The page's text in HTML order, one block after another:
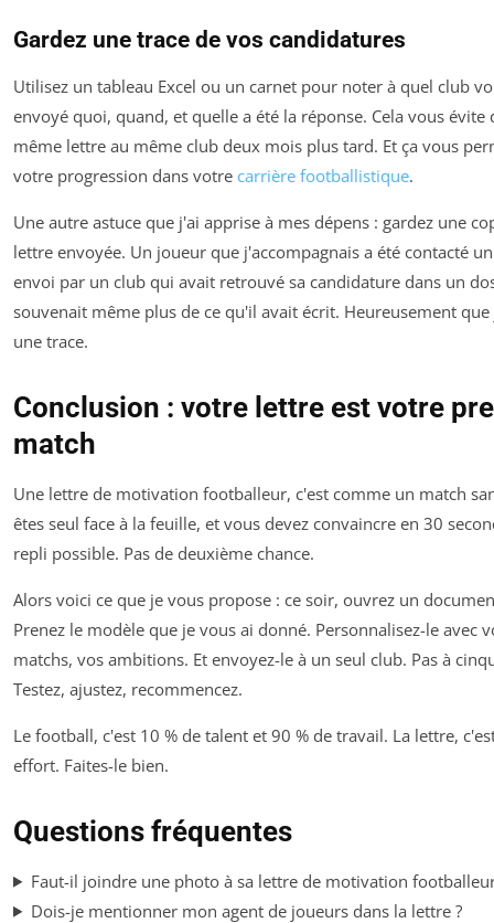
Gardez une trace de vos candidatures
Utilisez un tableau Excel ou un carnet pour noter à quel club
envoyé quoi, quand, et quelle a été la réponse. Cela vous évite
même lettre au même club deux mois plus tard. Et ça vous
votre progression dans votre carrière footballistique.
Une autre astuce que j'ai apprise à mes dépens : gardez une
lettre envoyée. Un joueur que j'accompagnais a été contacté
envoi par un club qui avait retrouvé sa candidature dans un
souvenait même plus de ce qu'il avait écrit. Heureusement que
une trace.
Conclusion : votre lettre est votre
match
Une lettre de motivation footballeur, c'est comme un match
êtes seul face à la feuille, et vous devez convaincre en 30
repli possible. Pas de deuxième chance.
Alors voici ce que je vous propose : ce soir, ouvrez un
Prenez le modèle que je vous ai donné. Personnalisez-le avec
matchs, vos ambitions. Et envoyez-le à un seul club. Pas à
Testez, ajustez, recommencez.
Le football, c'est 10 % de talent et 90 % de travail. La lettre,
effort. Faites-le bien.
Questions fréquentes
Faut-il joindre une photo à sa lettre de motivation
Dois-je mentionner mon agent de joueurs dans la lettre ?